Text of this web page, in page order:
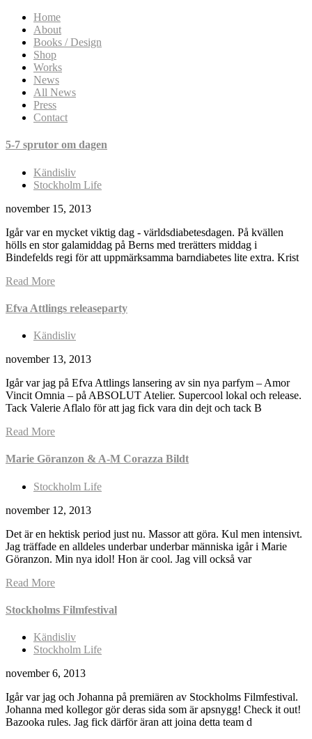
Home
About
Books / Design
Shop
Works
News
All News
Press
Contact
5-7 sprutor om dagen
Kändisliv
Stockholm Life
november 15, 2013
Igår var en mycket viktig dag - världsdiabetesdagen. På kvällen
hölls en stor galamiddag på Berns med trerätters middag i
Bindefelds regi för att uppmärksamma barndiabetes lite extra. Krist
Read More
Efva Attlings releaseparty
Kändisliv
november 13, 2013
Igår var jag på Efva Attlings lansering av sin nya parfym – Amor
Vincit Omnia – på ABSOLUT Atelier. Supercool lokal och release.
Tack Valerie Aflalo för att jag fick vara din dejt och tack B
Read More
Marie Göranzon & A-M Corazza Bildt
Stockholm Life
november 12, 2013
Det är en hektisk period just nu. Massor att göra. Kul men intensivt.
Jag träffade en alldeles underbar underbar människa igår i Marie
Göranzon. Min nya idol! Hon är cool. Jag vill också var
Read More
Stockholms Filmfestival
Kändisliv
Stockholm Life
november 6, 2013
Igår var jag och Johanna på premiären av Stockholms Filmfestival.
Johanna med kollegor gör deras sida som är apsnygg! Check it out!
Bazooka rules. Jag fick därför äran att joina detta team d